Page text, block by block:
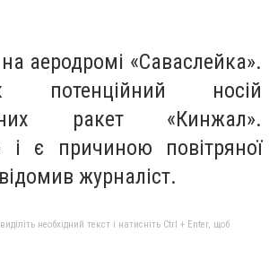
аеродромі «Саваслейка».
потенційний носій
ракет «Кинжал».
і є причиною повітряної
журналіст.
необхідний текст і натисніть Ctrl + Enter, щоб